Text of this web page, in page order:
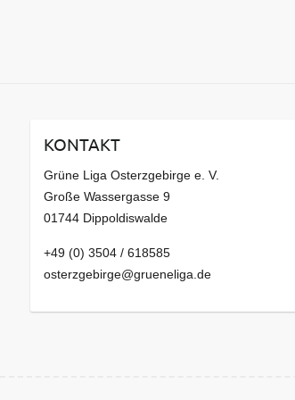
KONTAKT
Grüne Liga Osterzgebirge e. V.
Große Wassergasse 9
01744 Dippoldiswalde
+49 (0) 3504 / 618585
osterzgebirge@grueneliga.de